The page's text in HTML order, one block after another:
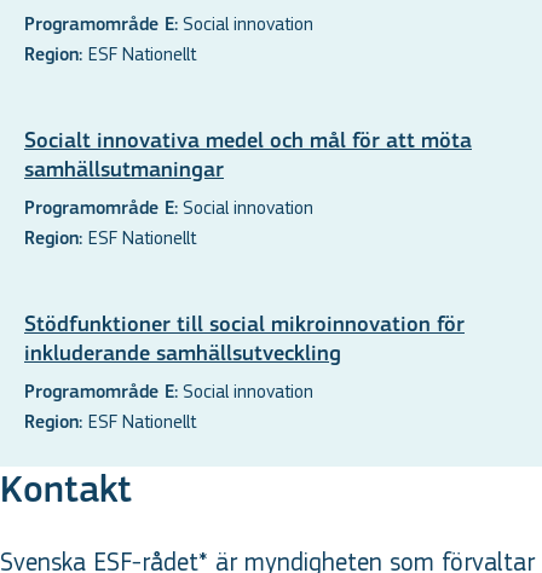
Programområde E: Social innovation
Region: ESF Nationellt
Socialt innovativa medel och mål för att möta
samhällsutmaningar
Programområde E: Social innovation
Region: ESF Nationellt
Stödfunktioner till social mikroinnovation för
inkluderande samhällsutveckling
Programområde E: Social innovation
Region: ESF Nationellt
Kontakt
Svenska ESF-rådet* är myndigheten som förvaltar